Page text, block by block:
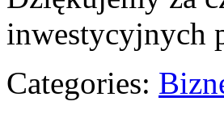
inwestycyjnych
Categories: